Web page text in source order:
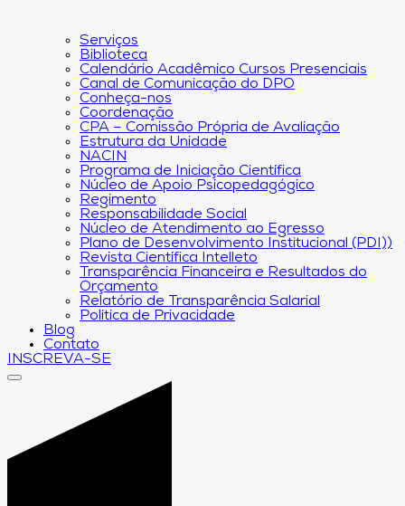
Serviços
Biblioteca
Calendário Acadêmico Cursos Presenciais
Canal de Comunicação do DPO
Conheça-nos
Coordenação
CPA – Comissão Própria de Avaliação
Estrutura da Unidade
NACIN
Programa de Iniciação Científica
Núcleo de Apoio Psicopedagógico
Regimento
Responsabilidade Social
Núcleo de Atendimento ao Egresso
Plano de Desenvolvimento Institucional (PDI))
Revista Científica Intelleto
Transparência Financeira e Resultados do
Orçamento
Relatório de Transparência Salarial
Política de Privacidade
Blog
Contato
INSCREVA-SE